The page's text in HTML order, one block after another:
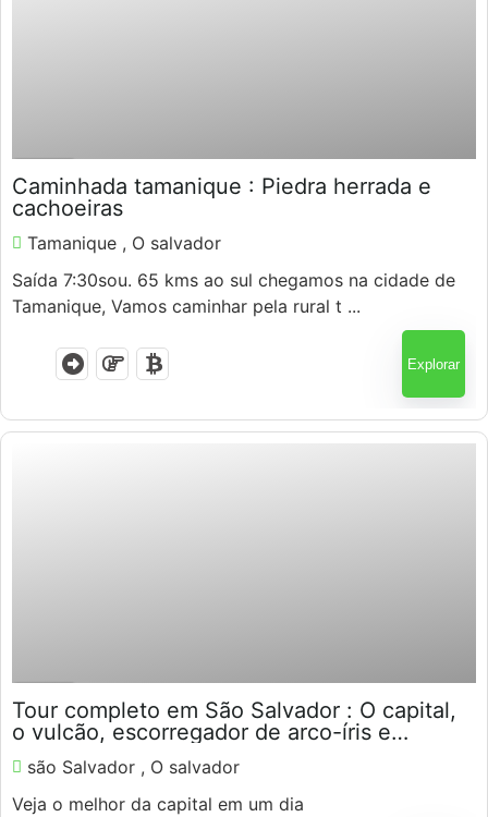
Caminhada tamanique : Piedra herrada e
cachoeiras
Tamanique , O salvador
Saída 7:30sou. 65 kms ao sul chegamos na cidade de
Tamanique, Vamos caminhar pela rural t ...
Explorar
Tour completo em São Salvador : O capital,
o vulcão, escorregador de arco-íris e
parque ao pôr do sol
são Salvador , O salvador
Veja o melhor da capital em um dia